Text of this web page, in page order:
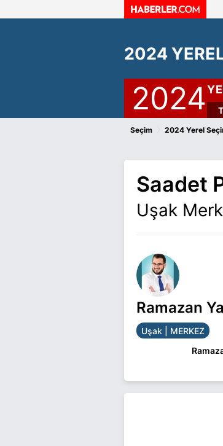
2024
2024
Seçim 2024 Yerel
Saadet
Uşak
Ramazan
Uşak | MERKEZ